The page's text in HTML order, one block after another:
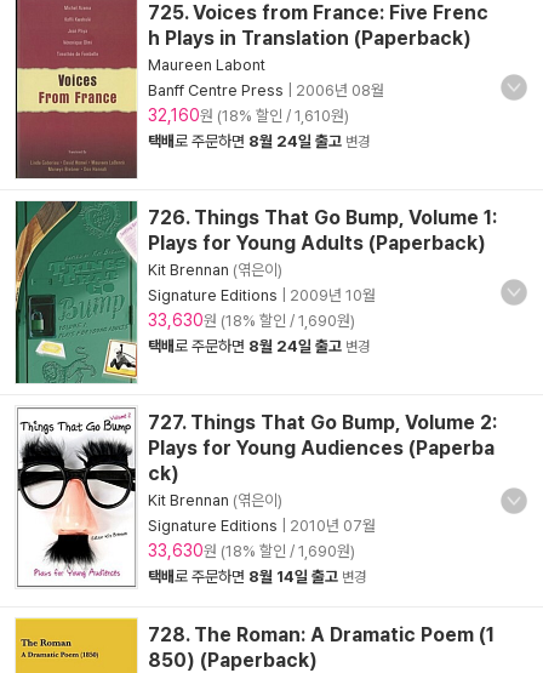
725. Voices from France: Five Frenc
h Plays in Translation (Paperback)
Maureen Labont
Banff Centre Press
2006년 08월
32,160원 (18% 할인 / 1,610원)
택배로 주문하면 8월 24일 출고 변경
726. Things That Go Bump, Volume 1:
Plays for Young Adults (Paperback)
Kit Brennan (엮은이)
Signature Editions
2009년 10월
33,630원 (18% 할인 / 1,690원)
택배로 주문하면 8월 24일 출고 변경
727. Things That Go Bump, Volume 2:
Plays for Young Audiences (Paperba
ck)
Kit Brennan (엮은이)
Signature Editions
2010년 07월
33,630원 (18% 할인 / 1,690원)
택배로 주문하면 8월 14일 출고 변경
728. The Roman: A Dramatic Poem (1
850) (Paperback)